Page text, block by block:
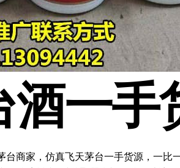
酒一手
商家，仿真飞天茅台一手货源，一比